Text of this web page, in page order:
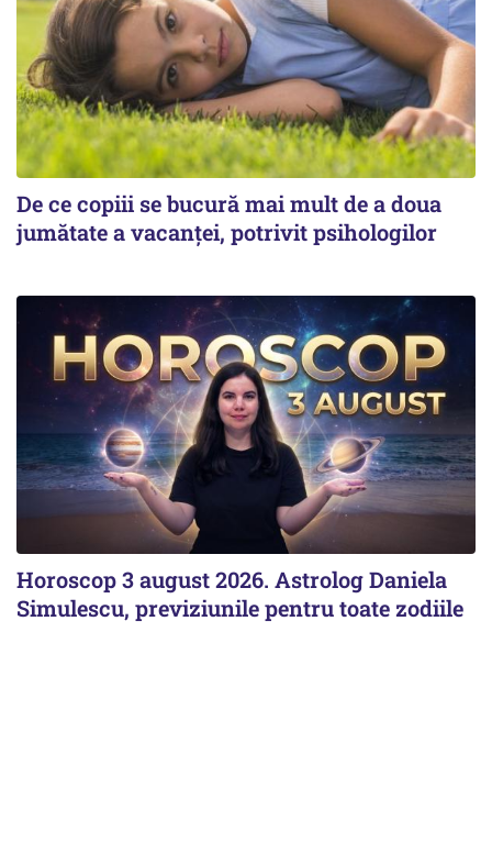
De ce copiii se bucură mai mult de a doua
jumătate a vacanței, potrivit psihologilor
Horoscop 3 august 2026. Astrolog Daniela
Simulescu, previziunile pentru toate zodiile